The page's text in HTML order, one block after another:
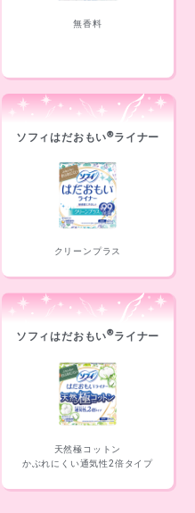
無香料
ソフィはだおもい®ライナー
クリーンプラス
ソフィはだおもい®ライナー
天然極コットン
かぶれにくい通気性2倍タイプ